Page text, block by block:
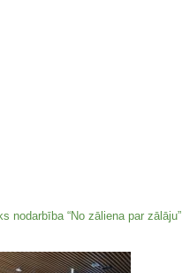
nodarbība “No zāliena par zālāju”